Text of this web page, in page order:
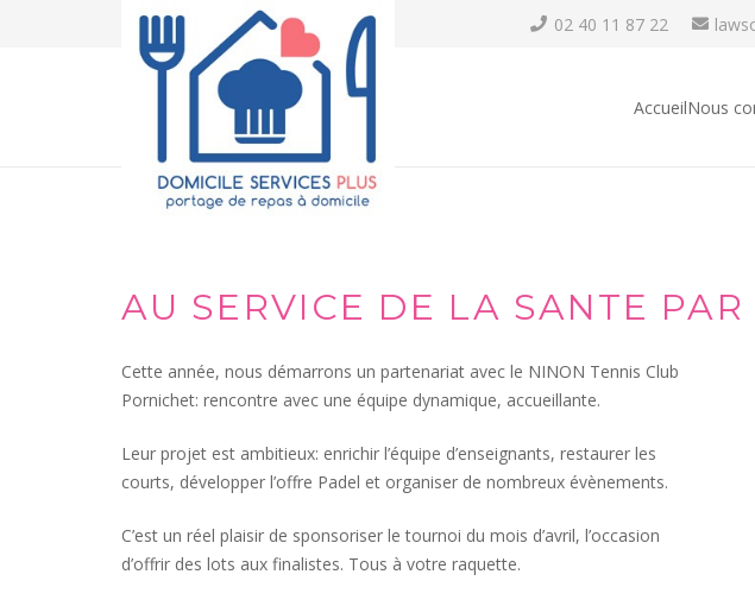
02 40 11 87 22
AccueilNous
AU SERVICE DE LA SANTE PAR
Cette année, nous démarrons un partenariat avec le NINON Tennis Club
Pornichet: rencontre avec une équipe dynamique, accueillante.
Leur projet est ambitieux: enrichir l’équipe d’enseignants, restaurer les
courts, développer l’offre Padel et organiser de nombreux évènements.
C’est un réel plaisir de sponsoriser le tournoi du mois d’avril, l’occasion
d’offrir des lots aux finalistes. Tous à votre raquette.